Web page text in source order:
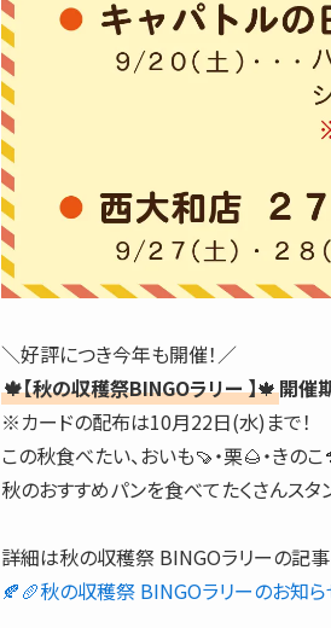
＼好評につき今年も開催！／
🍁【秋の収穫祭BINGOラリー】🍁開催
※カードの配布は10月22日(水)まで！
この秋食べたい、おいも🍠・栗🌰・き
秋のおすすめパンを食べてたくさんスタ
詳細は秋の収穫祭 BINGOラリーの記
🍂🥖秋の収穫祭 BINGOラリーのお知